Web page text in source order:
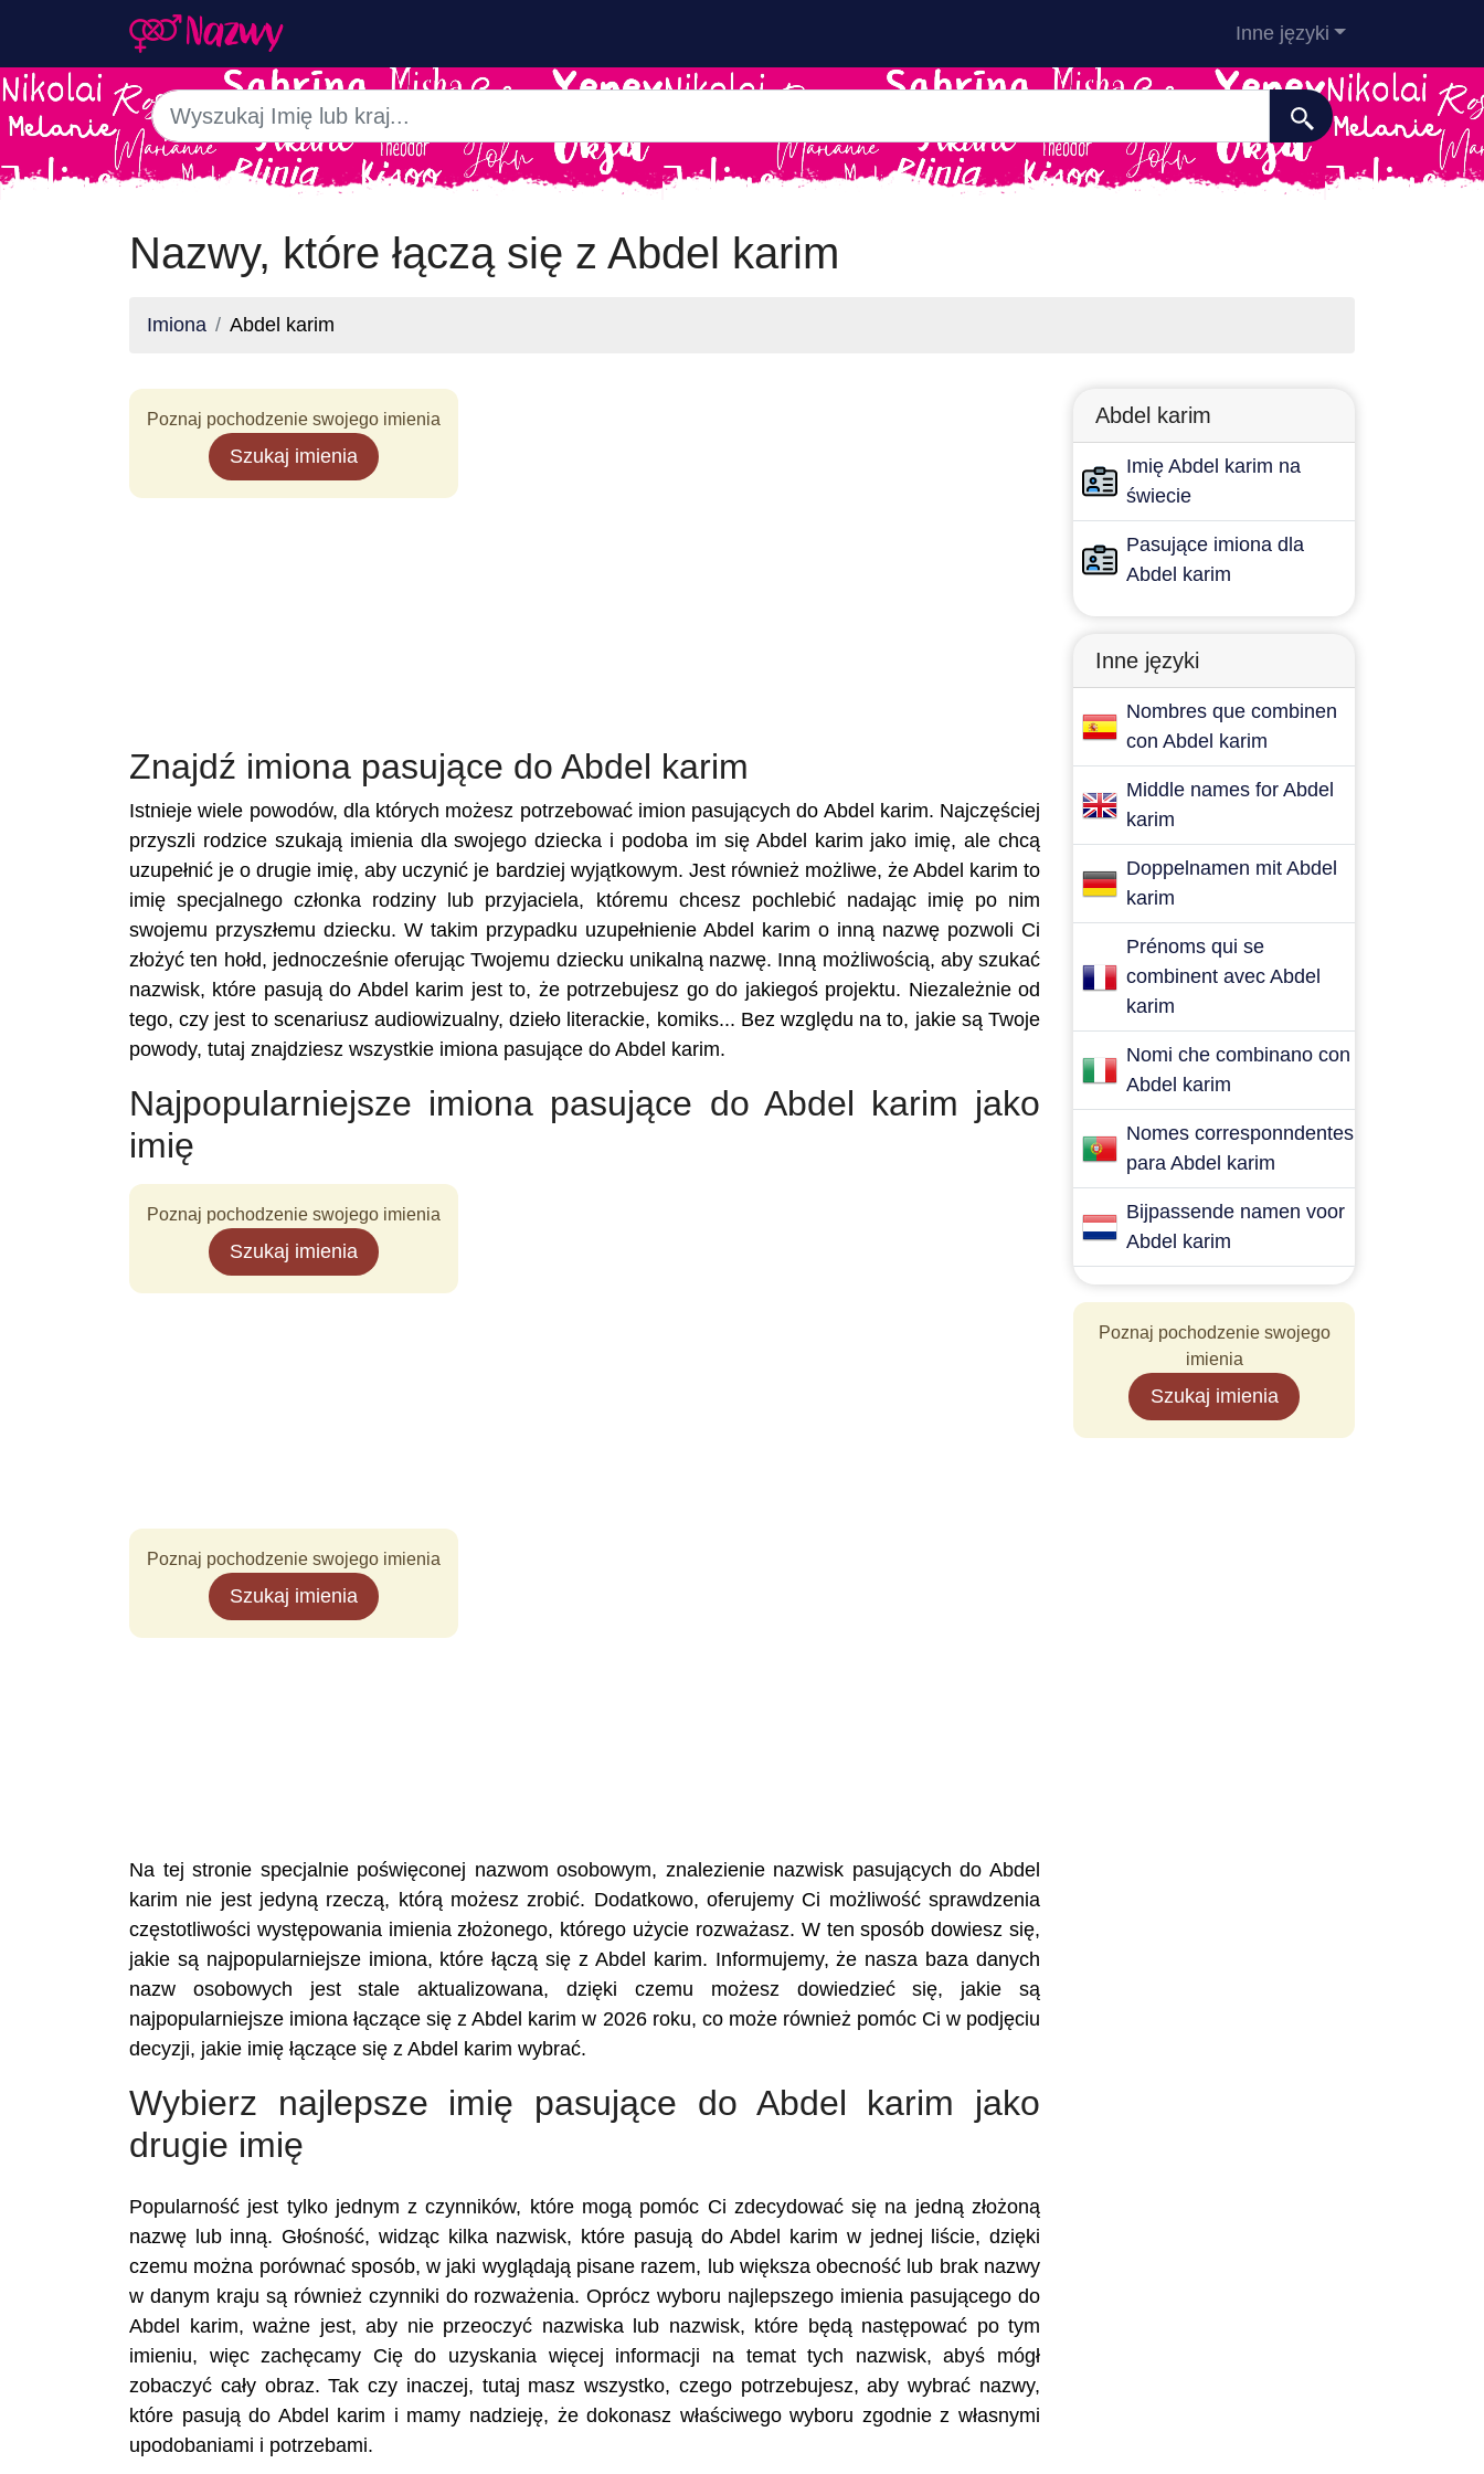
Inne języki
Nazwy, które łączą się z Abdel karim
Imiona Abdel karim
Poznaj pochodzenie swojego imienia
Szukaj imienia
Znajdź imiona pasujące do Abdel karim
Istnieje wiele powodów, dla których możesz potrzebować imion pasujących do Abdel karim. Najczęściej
przyszli rodzice szukają imienia dla swojego dziecka i podoba im się Abdel karim jako imię, ale chcą
uzupełnić je o drugie imię, aby uczynić je bardziej wyjątkowym. Jest również możliwe, że Abdel karim to
imię specjalnego członka rodziny lub przyjaciela, któremu chcesz pochlebić nadając imię po nim
swojemu przyszłemu dziecku. W takim przypadku uzupełnienie Abdel karim o inną nazwę pozwoli Ci
złożyć ten hołd, jednocześnie oferując Twojemu dziecku unikalną nazwę. Inną możliwością, aby szukać
nazwisk, które pasują do Abdel karim jest to, że potrzebujesz go do jakiegoś projektu. Niezależnie od
tego, czy jest to scenariusz audiowizualny, dzieło literackie, komiks... Bez względu na to, jakie są Twoje
powody, tutaj znajdziesz wszystkie imiona pasujące do Abdel karim.
Najpopularniejsze imiona pasujące do Abdel karim jako
imię
Poznaj pochodzenie swojego imienia
Szukaj imienia
Poznaj pochodzenie swojego imienia
Szukaj imienia
Na tej stronie specjalnie poświęconej nazwom osobowym, znalezienie nazwisk pasujących do Abdel
karim nie jest jedyną rzeczą, którą możesz zrobić. Dodatkowo, oferujemy Ci możliwość sprawdzenia
częstotliwości występowania imienia złożonego, którego użycie rozważasz. W ten sposób dowiesz się,
jakie są najpopularniejsze imiona, które łączą się z Abdel karim. Informujemy, że nasza baza danych
nazw osobowych jest stale aktualizowana, dzięki czemu możesz dowiedzieć się, jakie są
najpopularniejsze imiona łączące się z Abdel karim w 2026 roku, co może również pomóc Ci w podjęciu
decyzji, jakie imię łączące się z Abdel karim wybrać.
Wybierz najlepsze imię pasujące do Abdel karim jako
drugie imię
Popularność jest tylko jednym z czynników, które mogą pomóc Ci zdecydować się na jedną złożoną
nazwę lub inną. Głośność, widząc kilka nazwisk, które pasują do Abdel karim w jednej liście, dzięki
czemu można porównać sposób, w jaki wyglądają pisane razem, lub większa obecność lub brak nazwy
w danym kraju są również czynniki do rozważenia. Oprócz wyboru najlepszego imienia pasującego do
Abdel karim, ważne jest, aby nie przeoczyć nazwiska lub nazwisk, które będą następować po tym
imieniu, więc zachęcamy Cię do uzyskania więcej informacji na temat tych nazwisk, abyś mógł
zobaczyć cały obraz. Tak czy inaczej, tutaj masz wszystko, czego potrzebujesz, aby wybrać nazwy,
które pasują do Abdel karim i mamy nadzieję, że dokonasz właściwego wyboru zgodnie z własnymi
upodobaniami i potrzebami.
Abdel karim
Imię Abdel karim na
świecie
Pasujące imiona dla
Abdel karim
Inne języki
Nombres que combinen
con Abdel karim
Middle names for Abdel
karim
Doppelnamen mit Abdel
karim
Prénoms qui se
combinent avec Abdel
karim
Nomi che combinano con
Abdel karim
Nomes corresponndentes
para Abdel karim
Bijpassende namen voor
Abdel karim
Poznaj pochodzenie swojego
imienia
Szukaj imienia